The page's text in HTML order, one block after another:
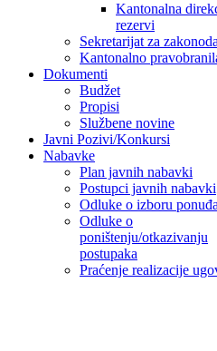
Kantonalna
rezervi
Sekretarijat za
Kantonalno
Dokumenti
Budžet
Propisi
Službene novine
Javni Pozivi/Konkursi
Nabavke
Plan javnih nabavki
Postupci javnih nabavki
Odluke o izboru
Odluke o
poništenju/otkazivanju
postupaka
Praćenje realizacije